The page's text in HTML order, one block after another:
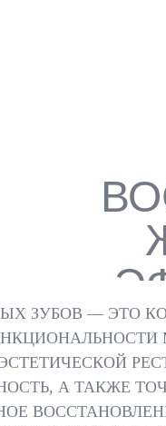
ЗУБОВ — ЭТО
А ТАКЖЕ